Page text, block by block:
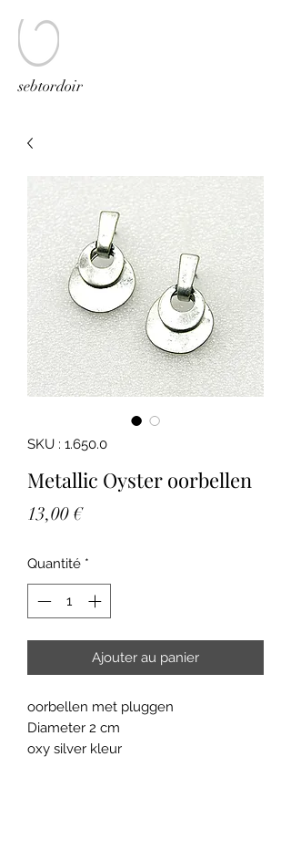
sebtordoir
SKU : 1.650.0
Metallic Oyster oorbellen
13,00 €Prix
Quantité *
Ajouter au panier
oorbellen met pluggen
Diameter 2 cm
oxy silver kleur